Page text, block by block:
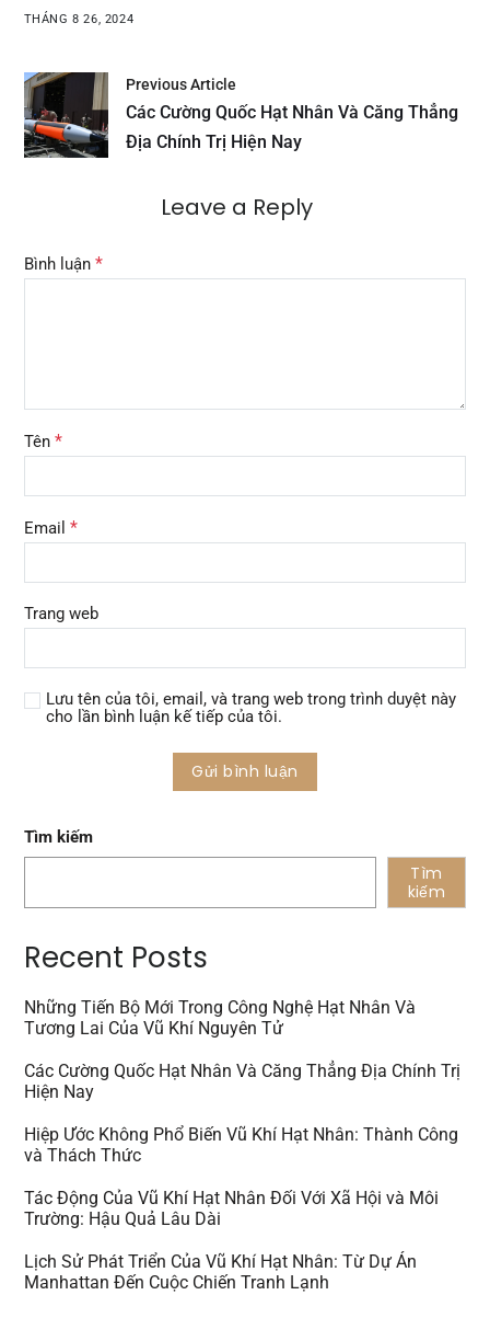
THÁNG 8 26, 2024
Previous Article
Các Cường Quốc Hạt Nhân Và Căng Thẳng
Địa Chính Trị Hiện Nay
Leave a Reply
Bình luận *
Tên *
Email *
Trang web
Lưu tên của tôi, email, và trang web trong trình duyệt này
cho lần bình luận kế tiếp của tôi.
Tìm kiếm
Tìm
kiếm
Recent Posts
Những Tiến Bộ Mới Trong Công Nghệ Hạt Nhân Và
Tương Lai Của Vũ Khí Nguyên Tử
Các Cường Quốc Hạt Nhân Và Căng Thẳng Địa Chính Trị
Hiện Nay
Hiệp Ước Không Phổ Biến Vũ Khí Hạt Nhân: Thành Công
và Thách Thức
Tác Động Của Vũ Khí Hạt Nhân Đối Với Xã Hội và Môi
Trường: Hậu Quả Lâu Dài
Lịch Sử Phát Triển Của Vũ Khí Hạt Nhân: Từ Dự Án
Manhattan Đến Cuộc Chiến Tranh Lạnh